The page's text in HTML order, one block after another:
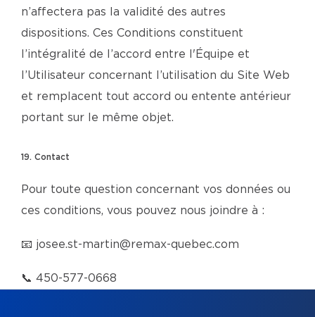
n’affectera pas la validité des autres
dispositions. Ces Conditions constituent
l’intégralité de l’accord entre l'Équipe et
l’Utilisateur concernant l’utilisation du Site Web
et remplacent tout accord ou entente antérieur
portant sur le même objet.
19. Contact
Pour toute question concernant vos données ou
ces conditions, vous pouvez nous joindre à :
📧 josee.st-martin@remax-quebec.com
📞 450-577-0668